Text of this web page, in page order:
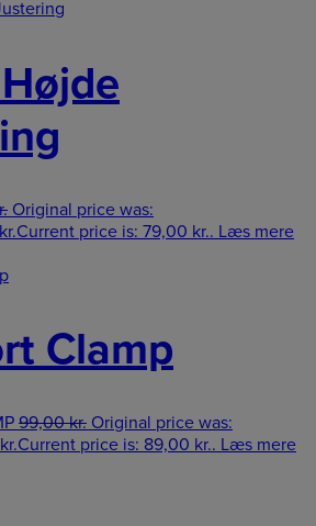
Original price was:
kr.Current price is: 79,00 kr.. Læs mere
Clamp
99,00kr. Original price was:
kr.Current price is: 89,00 kr.. Læs mere